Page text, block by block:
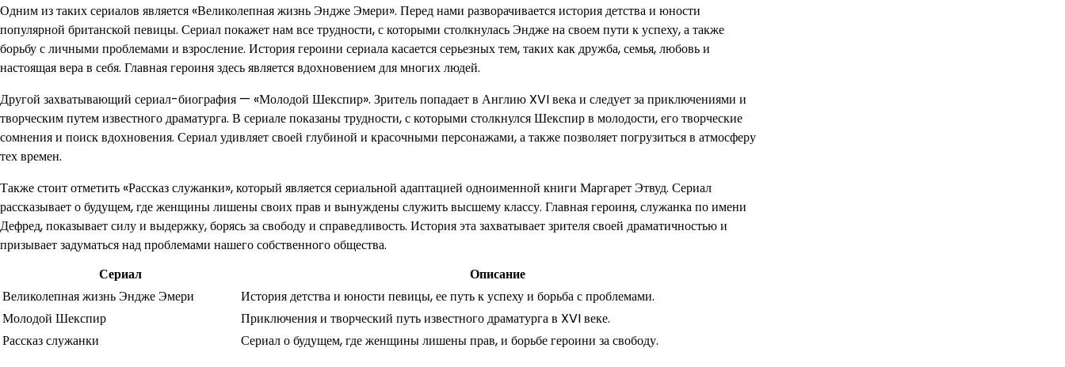
Одним из таких сериалов является «Великолепная жизнь Эндже Эмери». Перед нами разворачивается история детства и юности
популярной британской певицы. Сериал покажет нам все трудности, с которыми столкнулась Эндже на своем пути к успеху, а также
борьбу с личными проблемами и взросление. История героини сериала касается серьезных тем, таких как дружба, семья, любовь и
настоящая вера в себя. Главная героиня здесь является вдохновением для многих людей.
Другой захватывающий сериал-биография — «Молодой Шекспир». Зритель попадает в Англию XVI века и следует за приключениями и
творческим путем известного драматурга. В сериале показаны трудности, с которыми столкнулся Шекспир в молодости, его творческие
сомнения и поиск вдохновения. Сериал удивляет своей глубиной и красочными персонажами, а также позволяет погрузиться в атмосферу
тех времен.
Также стоит отметить «Рассказ служанки», который является сериальной адаптацией одноименной книги Маргарет Этвуд. Сериал
рассказывает о будущем, где женщины лишены своих прав и вынуждены служить высшему классу. Главная героиня, служанка по имени
Дефред, показывает силу и выдержку, борясь за свободу и справедливость. История эта захватывает зрителя своей драматичностью и
призывает задуматься над проблемами нашего собственного общества.
Сериал
Описание
Великолепная жизнь Эндже Эмери
История детства и юности певицы, ее путь к успеху и борьба с проблемами.
Молодой Шекспир
Приключения и творческий путь известного драматурга в XVI веке.
Рассказ служанки
Сериал о будущем, где женщины лишены прав, и борьбе героини за свободу.